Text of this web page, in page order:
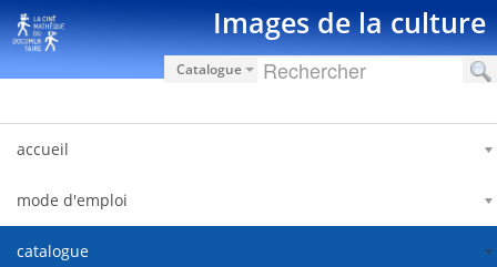
Saut au contenu Images de la culture
Catalogue
accueil
mode d'emploi
catalogue